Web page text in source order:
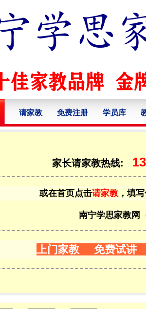
请家教 免费注册 学员库
家长请家教热线:
或在首页点击请家教 ，填
南宁学思家教网
上门家教 免费试讲